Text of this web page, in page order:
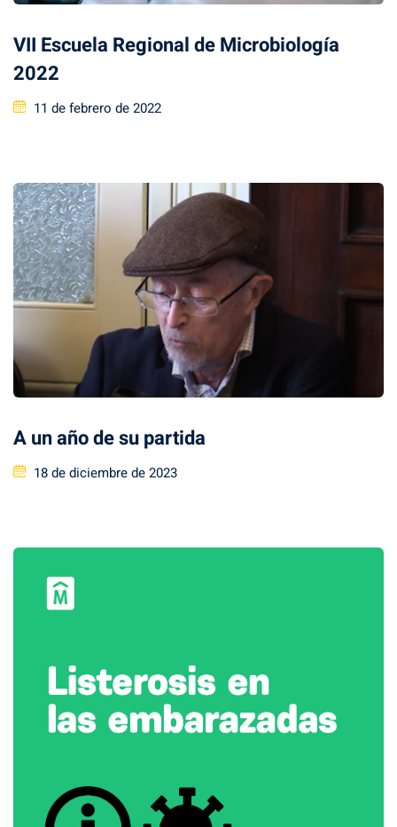
VII Escuela Regional de Microbiología
2022
Posted
11 de febrero de 2022
A un año de su partida
Posted
18 de diciembre de 2023